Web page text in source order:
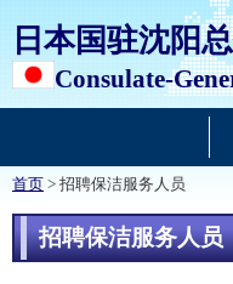
日本国驻沈阳
Consulate-
首页 > 招聘保洁服务人员
招聘保洁服务人员